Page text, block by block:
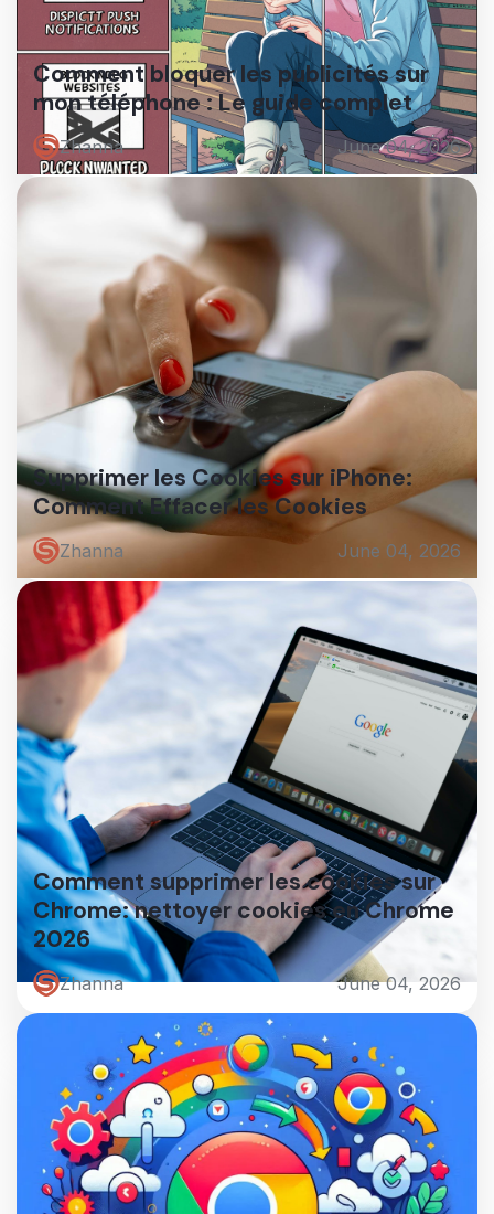
Comment bloquer les publicités sur
mon téléphone : Le guide complet
Zhanna June 04, 2026
Supprimer les Cookies sur iPhone:
Comment Effacer les Cookies
Zhanna June 04, 2026
Comment supprimer les cookies sur
Chrome: nettoyer cookies en Chrome
2026
Zhanna June 04, 2026